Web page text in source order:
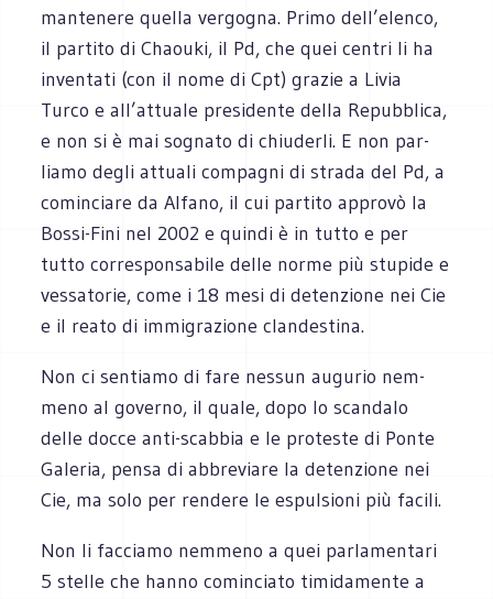
man­te­nere quella ver­go­gna. Primo dell’elenco,
il par­tito di Chaouki, il Pd, che quei cen­tri li ha
inven­tati (con il nome di Cpt) gra­zie a Livia
Turco e all’attuale pre­si­dente della Repub­blica,
e non si è mai sognato di chiu­derli. E non par­
liamo degli attuali com­pa­gni di strada del Pd, a
comin­ciare da Alfano, il cui par­tito approvò la
Bossi-Fini nel 2002 e quindi è in tutto e per
tutto cor­re­spon­sa­bile delle norme più stu­pide e
ves­sa­to­rie, come i 18 mesi di deten­zione nei Cie
e il reato di immi­gra­zione clandestina.
Non ci sen­tiamo di fare nes­sun augu­rio nem­
meno al governo, il quale, dopo lo scan­dalo
delle docce anti-scabbia e le pro­te­ste di Ponte
Gale­ria, pensa di abbre­viare la deten­zione nei
Cie, ma solo per ren­dere le espul­sioni più facili.
Non li fac­ciamo nem­meno a quei par­la­men­tari
5 stelle che hanno comin­ciato timi­da­mente a